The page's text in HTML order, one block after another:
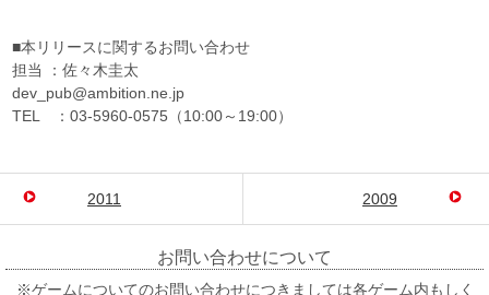
■本リリースに関するお問い合わせ
担当 ：佐々木圭太
dev_pub@ambition.ne.jp
TEL ：03-5960-0575（10:00～19:00）
2011 2009
お問い合わせについて
※ゲームについてのお問い合わせにつきましては各ゲーム内もしく